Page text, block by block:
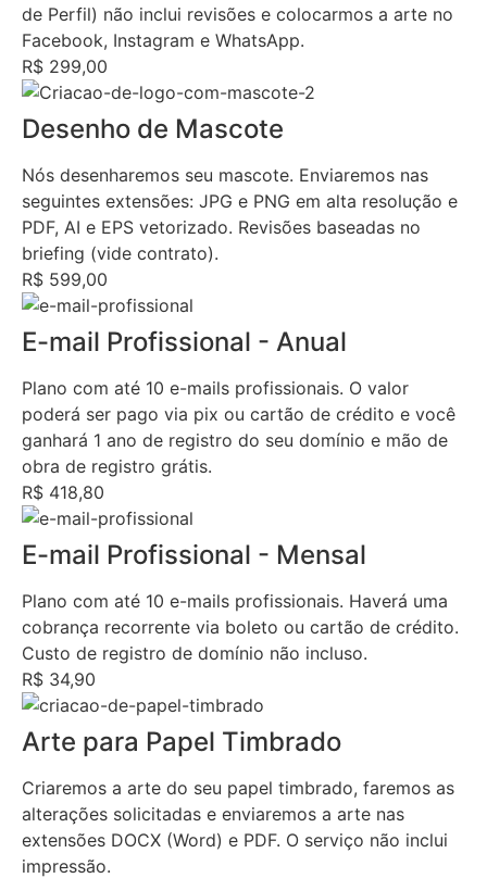
de Perfil) não inclui revisões e colocarmos a arte no
Facebook, Instagram e WhatsApp.
R$ 299,00
Desenho de Mascote
Nós desenharemos seu mascote. Enviaremos nas
seguintes extensões: JPG e PNG em alta resolução e
PDF, AI e EPS vetorizado. Revisões baseadas no
briefing (vide contrato).
R$ 599,00
E-mail Profissional - Anual
Plano com até 10 e-mails profissionais. O valor
poderá ser pago via pix ou cartão de crédito e você
ganhará 1 ano de registro do seu domínio e mão de
obra de registro grátis.
R$ 418,80
E-mail Profissional - Mensal
Plano com até 10 e-mails profissionais. Haverá uma
cobrança recorrente via boleto ou cartão de crédito.
Custo de registro de domínio não incluso.
R$ 34,90
Arte para Papel Timbrado
Criaremos a arte do seu papel timbrado, faremos as
alterações solicitadas e enviaremos a arte nas
extensões DOCX (Word) e PDF. O serviço não inclui
impressão.